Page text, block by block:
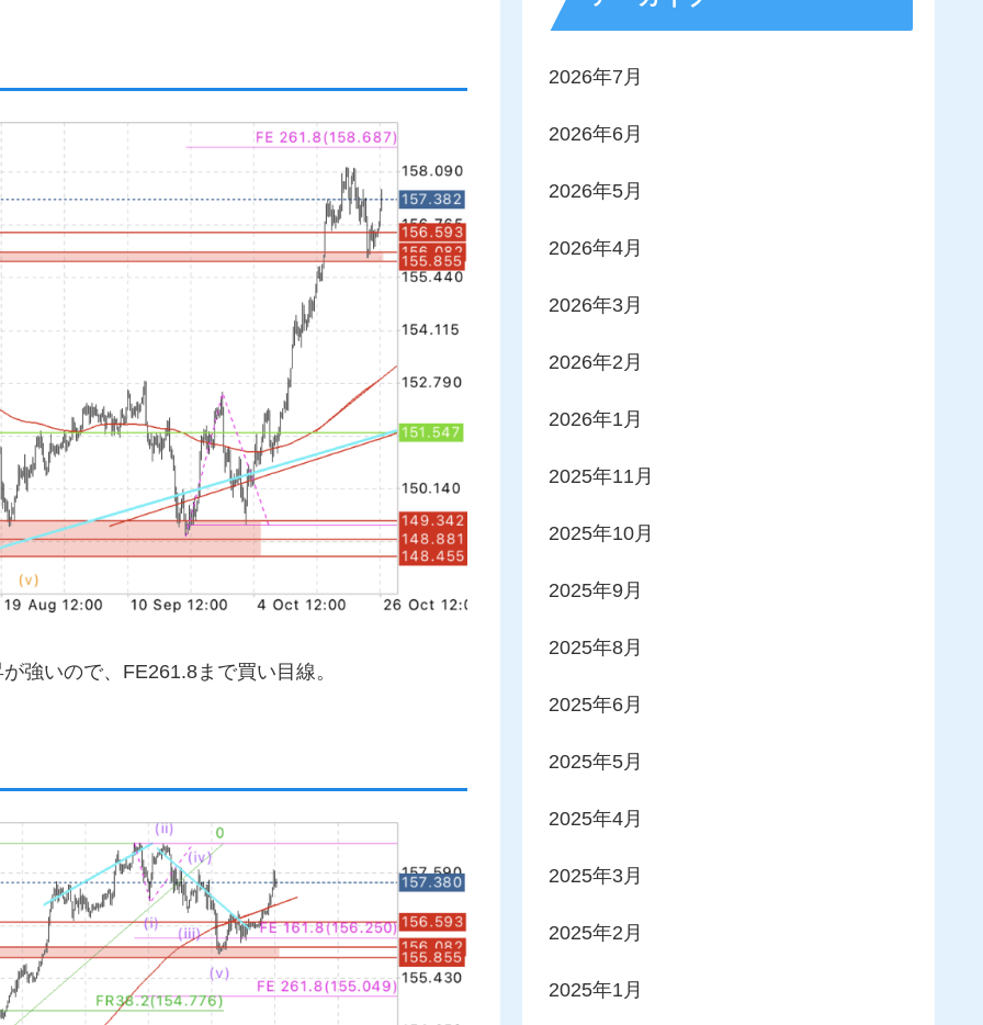
強いので、FE261.8まで買い目線。
2026年7月
2026年6月
2026年5月
2026年4月
2026年3月
2026年2月
2026年1月
2025年11月
2025年10月
2025年9月
2025年8月
2025年6月
2025年5月
2025年4月
2025年3月
2025年2月
2025年1月